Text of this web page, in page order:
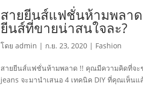
สายยีนส์แฟชั่นห้ามพลา
ยีนส์ที่ขายน่าสนใจละ?
โดยadmin | ก.ย. 23, 2020 | Fashion
สายยีนส์แฟชั่นห้ามพลาด !! คุณมีความคิดที่จะ
jeans จะมานำเสนอ 4 เทคนิค DIY ที่คุณเห็น